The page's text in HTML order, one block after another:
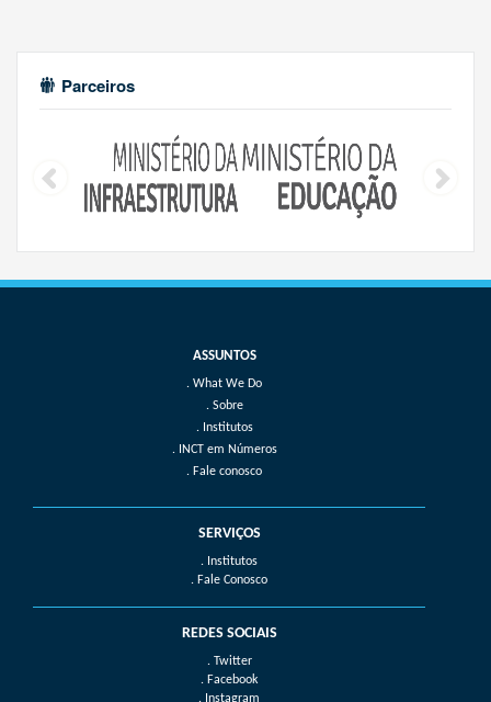
Parceiros
What We Do
Sobre
Institutos
INCT em Números
Fale conosco
SERVIÇOS
. Institutos
. Fale Conosco
REDES SOCIAIS
. Twitter
. Facebook
. Instagram